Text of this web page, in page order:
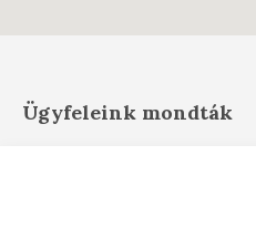
Ügyfeleink mondták